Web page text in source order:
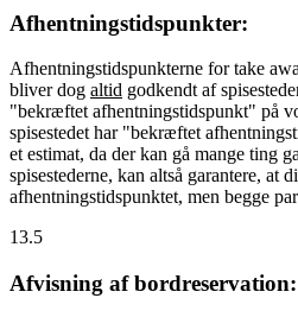
Afhentningstidspunkter:
Afhentningstidspunkterne for take
bliver dog altid godkendt af
"bekræftet afhentningstidspunkt" på
spisestedet har "bekræftet
et estimat, da der kan gå mange ting
spisestederne, kan altså garantere, at
afhentningstidspunktet, men begge
13.5
Afvisning af bordreservation: